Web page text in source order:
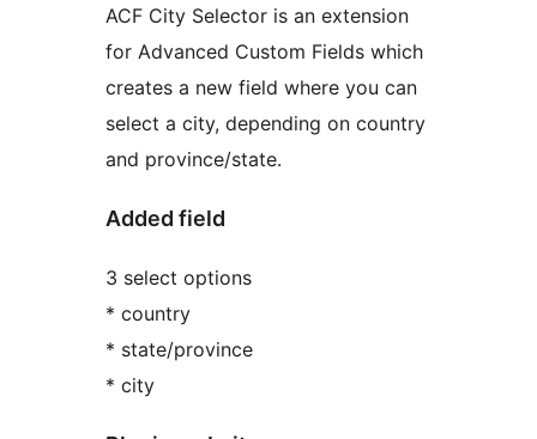
ACF City Selector is an extension
for Advanced Custom Fields which
creates a new field where you can
select a city, depending on country
and province/state.
Added field
3 select options
* country
* state/province
* city